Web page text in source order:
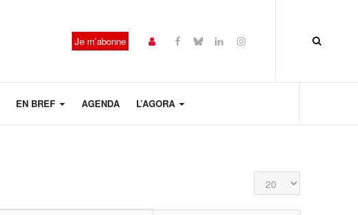
Je m’abonne
EN BREF AGENDA L’AGORA
Affichage #